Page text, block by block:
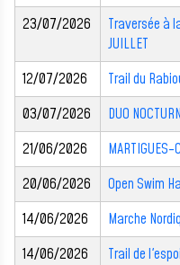
23/07/2026
Traversée à
JUILLET
12/07/2026
Trail du
03/07/2026
DUO
21/06/2026
MARTIGUES-
20/06/2026
Open Swim
14/06/2026
Marche
14/06/2026
Trail de